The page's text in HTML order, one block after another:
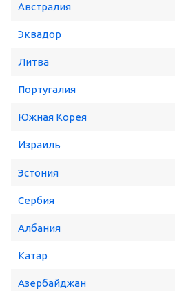
Австралия
Эквадор
Литва
Португалия
Южная Корея
Израиль
Эстония
Сербия
Албания
Катар
Азербайджан